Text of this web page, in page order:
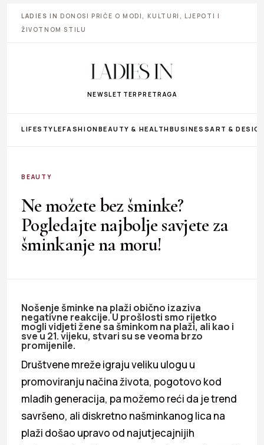
LADIES IN DONOSI PRIČE O MODI, KULTURI, LJEPOTI I
ŽIVOTNOM STILU
NEWSLETTER PRETRAGA
LIFESTYLEFASHIONBEAUTY & HEALTHBUSINESS ART &
BEAUTY
Ne možete bez šminke?
Pogledajte najbolje savjete za
šminkanje na moru!
Nošenje šminke na plaži obično izaziva
negativne reakcije. U prošlosti smo rijetko
mogli vidjeti žene sa šminkom na plaži, ali kao i
sve u 21. vijeku, stvari su se veoma brzo
promijenile.
Društvene mreže igraju veliku ulogu u
promoviranju načina života, pogotovo kod
mlađih generacija, pa možemo reći da je trend
savršeno, ali diskretno našminkanog lica na
plaži došao upravo od najutjecajnijih